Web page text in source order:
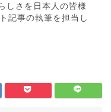
しさを日本人の皆様
記事の執筆を担当し